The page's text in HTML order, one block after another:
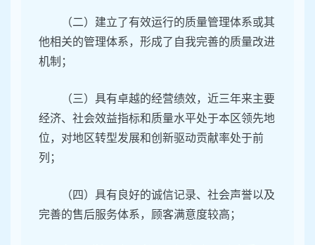
（二）建立了有效运行的质量管理体系或其
他相关的管理体系，形成了自我完善的质量改进
机制；
（三）具有卓越的经营绩效，近三年来主要
经济、社会效益指标和质量水平处于本区领先地
位，对地区转型发展和创新驱动贡献率处于前
列；
（四）具有良好的诚信记录、社会声誉以及
完善的售后服务体系，顾客满意度较高；